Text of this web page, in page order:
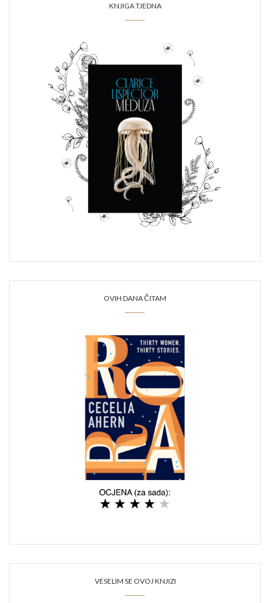
KNJIGA TJEDNA
OVIH DANA ČITAM
VESELIM SE OVOJ KNJIZI